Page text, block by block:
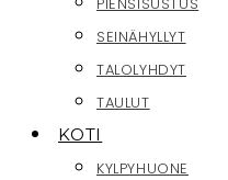
SEINÄHYLLYT
TALOLYHDYT
TAULUT
KOTI
KYLPYHUONE